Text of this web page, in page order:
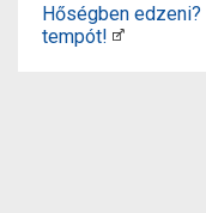
Hőségben
tempót!